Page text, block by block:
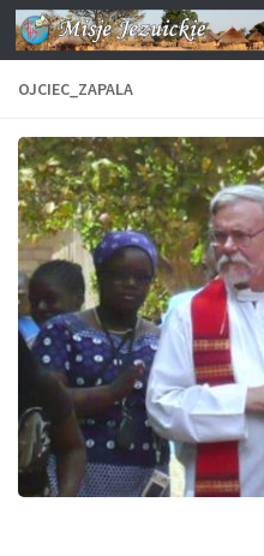
Przejdź do treści
OJCIEC_ZAPALA